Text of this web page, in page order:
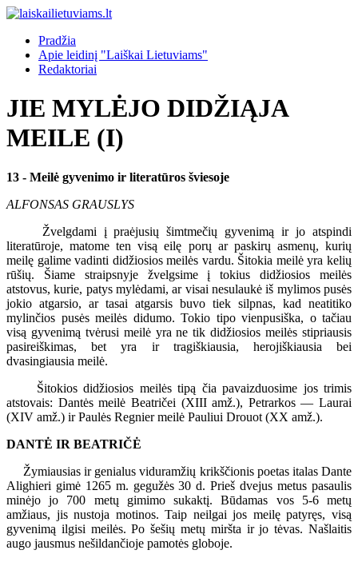
Pradžia
Apie leidinį "Laiškai Lietuviams"
Redaktoriai
JIE MYLĖJO DIDŽIĄJA
MEILE (I)
13 - Meilė gyvenimo ir literatūros šviesoje
ALFONSAS GRAUSLYS
Žvelgdami į praėjusių šimtmečių gyvenimą ir jo atspindi
literatūroje, matome ten visą eilę porų ar paskirų asmenų, kurių
meilę galime vadinti didžiosios meilės vardu. Šitokia meilė yra kelių
rūšių. Šiame straipsnyje žvelgsime į tokius didžiosios meilės
atstovus, kurie, patys mylėdami, ar visai nesulaukė iš mylimos pusės
jokio atgarsio, ar tasai atgarsis buvo tiek silpnas, kad neatitiko
mylinčios pusės meilės didumo. Tokio tipo vienpusiška, o tačiau
visą gyvenimą tvėrusi meilė yra ne tik didžiosios meilės stipriausis
pasireiškimas, bet yra ir tragiškiausia, herojiškiausia bei
dvasingiausia meilė.
Šitokios didžiosios meilės tipą čia pavaizduosime jos trimis
atstovais: Dantės meilė Beatričei (XIII amž.), Petrarkos — Laurai
(XIV amž.) ir Paulės Regnier meilė Pauliui Drouot (XX amž.).
DANTĖ IR BEATRIČĖ
Žymiausias ir genialus viduramžių krikščionis poetas italas Dante
Alighieri gimė 1265 m. gegužės 30 d. Prieš dvejus metus pasaulis
minėjo jo 700 metų gimimo sukaktį. Būdamas vos 5-6 metų
amžiaus, jis nustoja motinos. Taip neilgai jos meilę patyręs, visą
gyvenimą ilgisi meilės. Po šešių metų miršta ir jo tėvas. Našlaitis
augo jausmus nešildančioje pamotės globoje.